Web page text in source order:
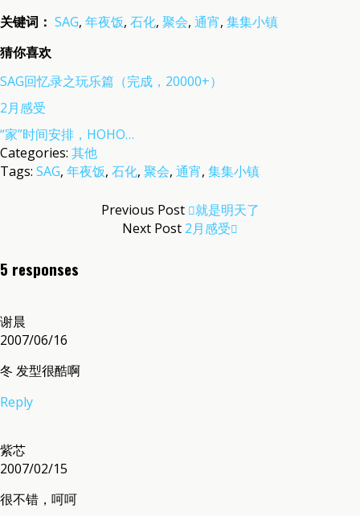
关键词： SAG, 年夜饭, 石化, 聚会, 通宵, 集集小镇
猜你喜欢
SAG回忆录之玩乐篇（完成，20000+）
2月感受
“家”时间安排，HOHO…
Categories: 其他
Tags: SAG, 年夜饭, 石化, 聚会, 通宵, 集集小镇
Previous Post 就是明天了
Next Post 2月感受
5 responses
谢晨
2007/06/16
冬 发型很酷啊
Reply
紫芯
2007/02/15
很不错，呵呵